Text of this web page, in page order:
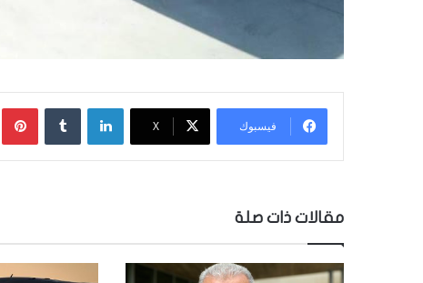
فيسبوك ‫X
لينكدإن
مقالات ذات صلة